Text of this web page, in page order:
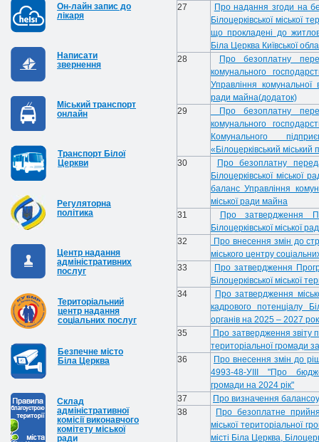
Он-лайн запис до
лікаря
Написати
звернення
Міський транспорт
онлайн
Транспорт Білої
Церкви
Регуляторна
політика
Центр надання
адміністративних
послуг
Територіальний
центр надання
соціальних послуг
Безпечне місто
Біла Церква
Cклад
адміністративної
комісії виконавчого
комітету міської
ради
27
Про надання згоди на
Білоцерківської міської
що прокладені до
Біла Церква Київської
28
Про безоплатну
комунального
Управління комунальної
ради майна(додаток)
29
Про безоплатну
комунального
Комунального
«Білоцерківський міський
30
Про безоплатну
Білоцерківської
баланс Управління
міської ради майна
31
Про затвердження
Білоцерківської міської
32
Про внесення змін до
міського центру
33
Про затвердження
Білоцерківської міської
34
Про затвердження
кадрового потенціалу
органів на 2025 – 2027
35
Про затвердження звіту
територіальної громади
36
Про внесення змін до
4993-48-УІІІ "Про
громади на 2024 рік"
37
Про визначення
38
Про безоплатне
міської територіальної
місті Біла Церква,